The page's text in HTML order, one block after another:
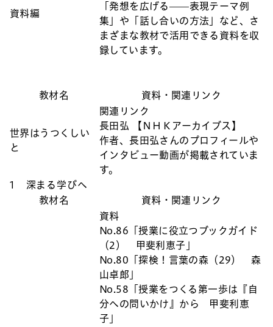
資料編
「発想を広げる——表現テーマ例
集」や「話し合いの方法」など、さ
まざまな教材で活用できる資料を収
録しています。
教材名 資料・関連リンク
世界はうつくしい
と
関連リンク
長田弘 【ＮＨＫアーカイブス】
作者、長田弘さんのプロフィールや
インタビュー動画が掲載されていま
す。
1 深まる学びへ
教材名
資料・関連リンク
資料
No.86「授業に役立つブックガイド
（2） 甲斐利恵子」
No.80「探検！言葉の森（29） 森
山卓郎」
No.58「授業をつくる第一歩は『自
分への問いかけ』から 甲斐利恵
子」